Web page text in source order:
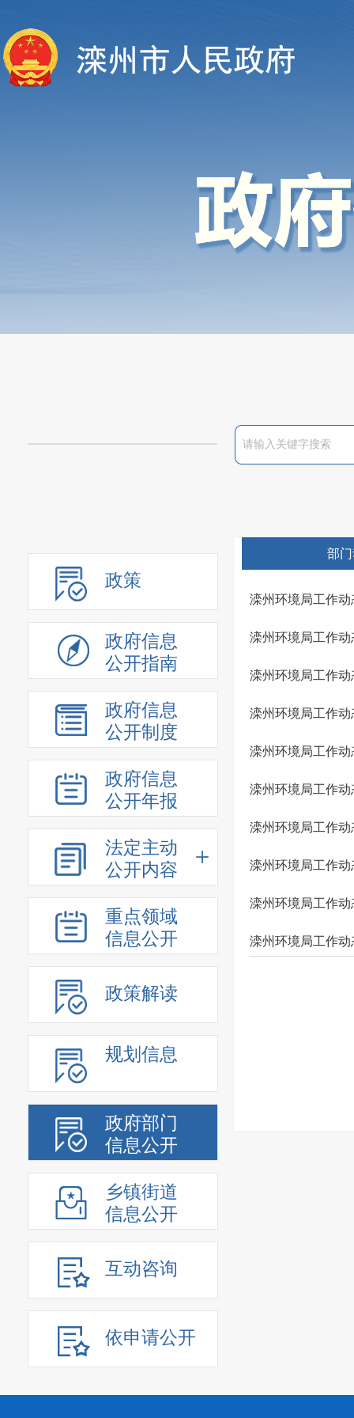
政策
政府信息
公开指南
政府信息
公开制度
政府信息
公开年报
法定主动
公开内容
重点领域
信息公开
政策解读
规划信息
政府部门
信息公开
乡镇街道
信息公开
互动咨询
依申请公开
部
滦州环境局工作动
滦州环境局工作动
滦州环境局工作动
滦州环境局工作动
滦州环境局工作动
滦州环境局工作动
滦州环境局工作动
滦州环境局工作动
滦州环境局工作动
滦州环境局工作动